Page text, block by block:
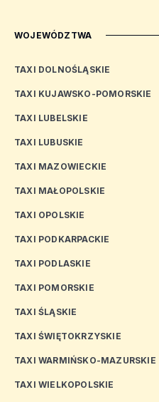
WOJEWÓDZTWA
TAXI DOLNOŚLĄSKIE
TAXI KUJAWSKO-POMORSKIE
TAXI LUBELSKIE
TAXI LUBUSKIE
TAXI MAZOWIECKIE
TAXI MAŁOPOLSKIE
TAXI OPOLSKIE
TAXI PODKARPACKIE
TAXI PODLASKIE
TAXI POMORSKIE
TAXI ŚLĄSKIE
TAXI ŚWIĘTOKRZYSKIE
TAXI WARMIŃSKO-MAZURSKIE
TAXI WIELKOPOLSKIE